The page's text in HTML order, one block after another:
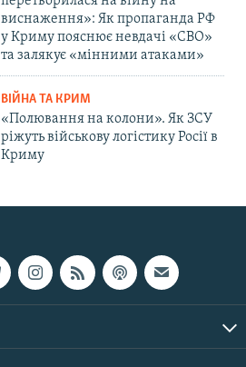
виснаження»: Як пропаганда РФ
у Криму пояснює невдачі «СВО»
та залякує «мінними атаками»
ВІЙНА ТА КРИМ
«Полювання на колони». Як ЗСУ
ріжуть військову логістику Росії в
Криму